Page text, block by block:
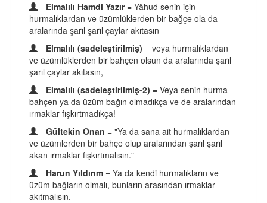
Elmalılı Hamdi Yazır = Yâhud senin için
hurmalıklardan ve üzümlüklerden bir bağçe ola da
aralarında şarıl şarıl çaylar akıtasın
Elmalılı (sadeleştirilmiş) = veya hurmalıklardan
ve üzümlüklerden bir bahçen olsun da aralarında şarıl
şarıl çaylar akıtasın,
Elmalılı (sadeleştirilmiş-2) = Veya senin hurma
bahçen ya da üzüm bağın olmadıkça ve de aralarından
ırmaklar fışkırtmadıkça!
Gültekin Onan = "Ya da sana ait hurmalıklardan
ve üzümlerden bir bahçe olup aralarından şarıl şarıl
akan ırmaklar fışkırtmalısın."
Harun Yıldırım = Ya da kendi hurmalıkların ve
üzüm bağların olmalı, bunların arasından ırmaklar
akıtmalısın.